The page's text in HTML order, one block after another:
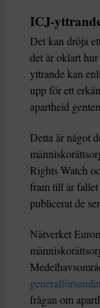
ICJ-
Det kan dröja
det är oklart
yttrande kan
upp för ett
apartheid
Detta är något
Rights Watch
fram till är fallet
publicerat de
Nätverket
frågan om